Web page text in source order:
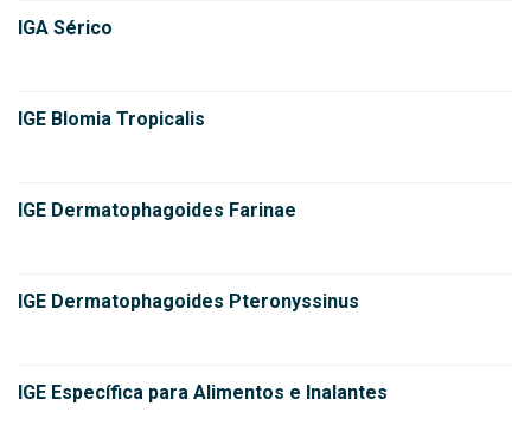
IGA Sérico
IGE Blomia Tropicalis
IGE Dermatophagoides Farinae
IGE Dermatophagoides Pteronyssinus
IGE Específica para Alimentos e Inalantes